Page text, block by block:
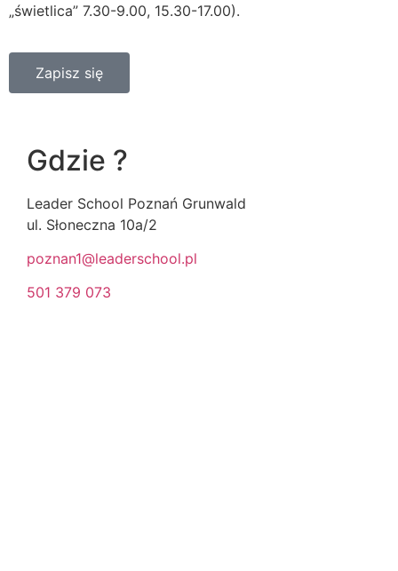
„świetlica” 7.30-9.00, 15.30-17.00).
Zapisz się
Gdzie ?
Leader School Poznań Grunwald
ul. Słoneczna 10a/2
poznan1@leaderschool.pl
501 379 073